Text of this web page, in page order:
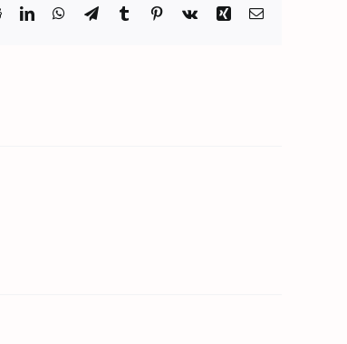
RedditLinkedInWhatsApp
TelegramTumblr Pinterest
Vk Xing Email